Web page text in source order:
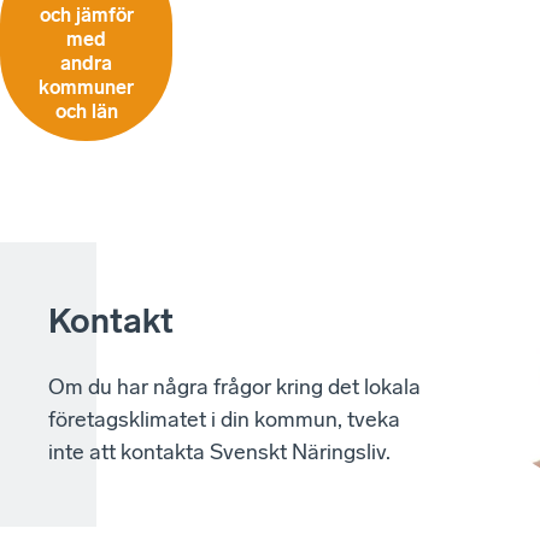
och jämför
med
andra
kommuner
och län
Kontakt
Om du har några frågor kring det lokala
företagsklimatet i din kommun, tveka
inte att kontakta Svenskt Näringsliv.